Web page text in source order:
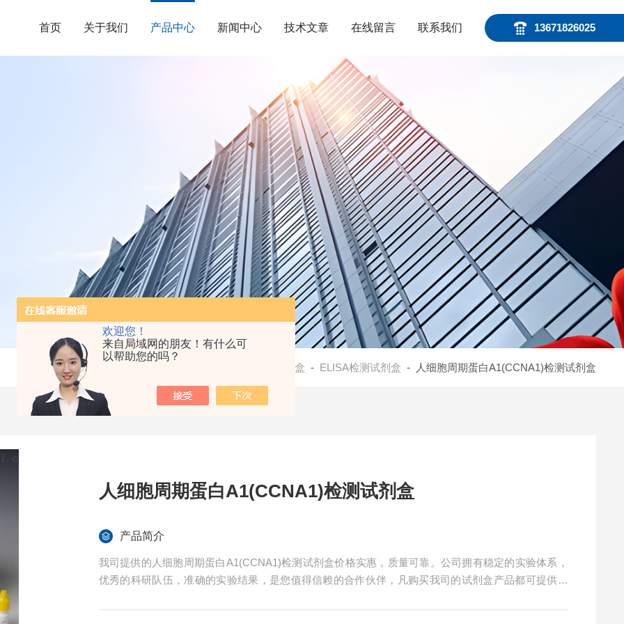
欢迎您！
来自局域网的朋友！有什么可
以帮助您的吗？
13671826025
首页 关于我们 产品中心 新闻中心 技术文章 在线留言 联系我们
检测试剂盒 - ELISA检测试剂盒 - 人细胞周期蛋白A1(CCNA1)检测试剂盒
人细胞周期蛋白A1(CCNA1)检测试剂盒
产品简介
我司提供的人细胞周期蛋白A1(CCNA1)检测试剂盒价格实惠，质量可靠。公司拥有稳定的实验体系，
优秀的科研队伍，准确的实验结果，是您值得信赖的合作伙伴，凡购买我司的试剂盒产品都可提供全